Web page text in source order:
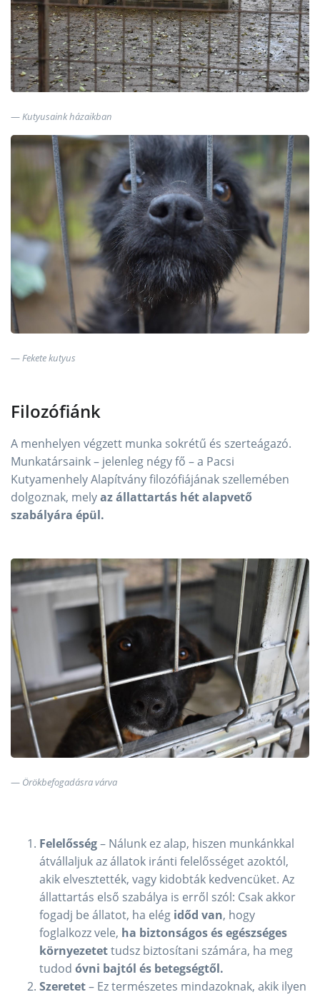
Kutyusaink házaikban
Fekete kutyus
Filozófiánk
A menhelyen végzett munka sokrétű és szerteágazó.
Munkatársaink – jelenleg négy fő – a Pacsi
Kutyamenhely Alapítvány filozófiájának szellemében
dolgoznak, melyaz állattartás hét alapvető
szabályára épül.
Örökbefogadásra várva
Felelősség– Nálunk ez alap, hiszen munkánkkal
átvállaljuk az állatok iránti felelősséget azoktól,
akik elvesztették, vagy kidobták kedvencüket. Az
állattartás első szabálya is erről szól: Csak akkor
fogadj be állatot, ha elég időd van, hogy
foglalkozz vele, ha biztonságos és egészséges
környezetettudsz biztosítani számára, ha meg
tudod óvni bajtól és betegségtől.
Szeretet– Ez természetes mindazoknak, akik ilyen